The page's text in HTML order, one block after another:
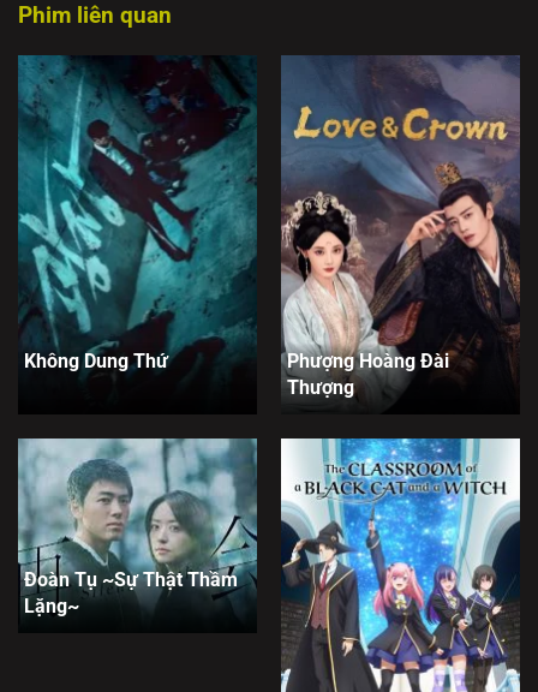
Phim liên quan
Không Dung Thứ
Phượng Hoàng Đài
Thượng
Đoàn Tụ ~Sự Thật Thầm
Lặng~